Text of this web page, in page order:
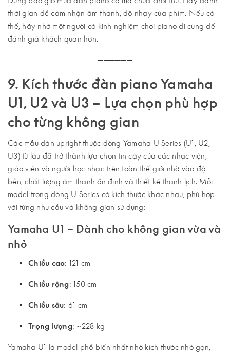
thời gian để cảm nhận âm thanh, độ nhạy của phím. Nếu có
thể, hãy nhờ một người có kinh nghiệm chơi piano đi cùng để
đánh giá khách quan hơn.
──────
9. Kích thước đàn piano Yamaha
U1, U2 và U3 – Lựa chọn phù hợp
cho từng không gian
Các mẫu đàn upright thuộc dòng Yamaha U Series (U1, U2,
U3) từ lâu đã trở thành lựa chọn tin cậy của các nhạc viện,
giáo viên và người học nhạc trên toàn thế giới nhờ vào độ
bền, chất lượng âm thanh ổn định và thiết kế thanh lịch. Mỗi
model trong dòng U Series có kích thước khác nhau, phù hợp
với từng nhu cầu và không gian sử dụng:
Yamaha U1 – Dành cho không gian vừa và
nhỏ
Chiều cao: 121 cm
Chiều rộng: 150 cm
Chiều sâu: 61 cm
Trọng lượng: ~228 kg
Yamaha U1 là model phổ biến nhất nhờ kích thước nhỏ gọn,